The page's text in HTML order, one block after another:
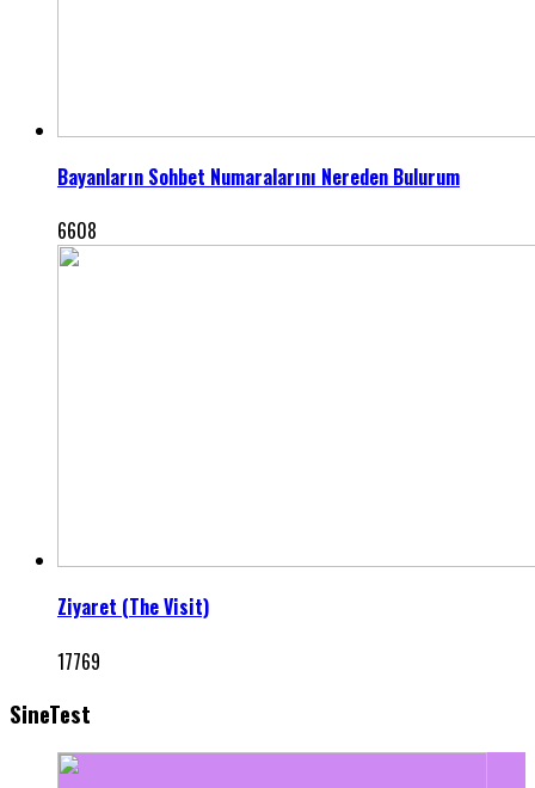
Bayanların Sohbet Numaralarını Nereden Bulurum
6608
Ziyaret (The Visit)
17769
SineTest